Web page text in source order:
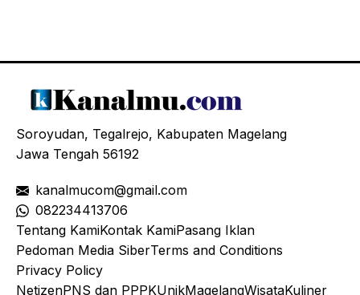
Soroyudan, Tegalrejo, Kabupaten Magelang
Jawa Tengah 56192
kanalmucom@gmail.com
082234413706
Tentang KamiKontak KamiPasang Iklan
Pedoman Media SiberTerms and Conditions
Privacy Policy
NetizenPNS dan PPPKUnikMagelangWisataKuliner